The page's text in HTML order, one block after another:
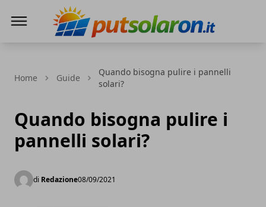
Home Guide
Quando bisogna pulire i pannelli
solari?
Quando bisogna pulire i
pannelli solari?
di Redazione08/09/2021